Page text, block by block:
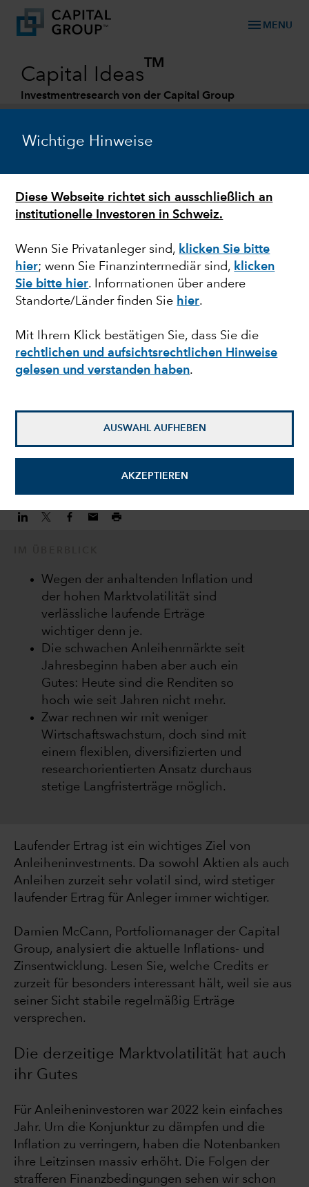
Wichtige Hinweise
Diese Webseite richtet sich ausschließlich an
institutionelle Investoren in Schweiz.
Wenn Sie Privatanleger sind, klicken Sie bitte
hier; wenn Sie Finanzintermediär sind, klicken
Sie bitte hier. Informationen über andere
Standorte/Länder finden Sie hier.
Mit Ihrem Klick bestätigen Sie, dass Sie die
rechtlichen und aufsichtsrechtlichen Hinweise
gelesen und verstanden haben.
AUSWAHL AUFHEBEN
AKZEPTIEREN
menu MENU
Capital Ideas
TM
Investmentresearch von der Capital Group
ANLEIHEN
Stetiger laufender
Ertrag durch flexible
Anleiheninvestments
Damien J. McCann
Anleihenportfoliomanager
Wegen der anhaltenden Inflation und
der hohen Marktvolatilität sind
verlässliche laufende Erträge
wichtiger denn je.
Die schwachen Anleihenmärkte seit
Jahresbeginn haben aber auch ein
Gutes: Heute sind die Renditen so
hoch wie seit Jahren nicht mehr.
Zwar rechnen wir mit weniger
Wirtschaftswachstum, doch sind mit
einem flexiblen, diversifizierten und
researchorientierten Ansatz durchaus
stetige Langfristerträge möglich.
Laufender Ertrag ist ein wichtiges Ziel von
Anleiheninvestments. Da sowohl Aktien als auch
Anleihen zurzeit sehr volatil sind, wird stetiger
laufender Ertrag für Anleger immer wichtiger.
Damien McCann, Portfoliomanager der Capital
Group, analysiert die aktuelle Inflations- und
Zinsentwicklung. Lesen Sie, welche Credits er
zurzeit für besonders interessant hält, weil sie aus
seiner Sicht stabile regelmäßig Erträge
versprechen.
Die derzeitige Marktvolatilität hat auch
ihr Gutes
Für Anleiheninvestoren war 2022 kein einfaches
Jahr. Um die Konjunktur zu dämpfen und die
Inflation zu verringern, haben die Notenbanken
ihre Leitzinsen massiv erhöht. Die Folgen der
strafferen Finanzbedingungen sehen wir schon